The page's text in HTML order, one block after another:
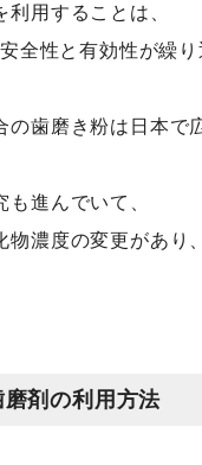
用することは、
全性と有効性が繰り
の歯磨き粉は日本で
進んでいて、
物濃度の変更があり
剤の利用方法